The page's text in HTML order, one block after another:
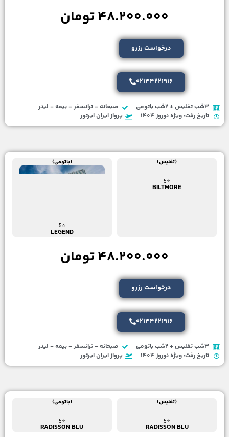
48.200.000 تومان
درخواست رزرو
02144221916
3شب تفلیس + 2شب باتومی
صبحانه - ترانسفر - بیمه - لیدر
تاریخ رفت: ویژه نوروز 1404
پرواز ایران ایرتور
(تفلیس)
⭐5
BILTMORE
(باتومی)
⭐5
LEGEND
48.200.000 تومان
درخواست رزرو
02144221916
3شب تفلیس + 2شب باتومی
صبحانه - ترانسفر - بیمه - لیدر
تاریخ رفت: ویژه نوروز 1404
پرواز ایران ایرتور
(تفلیس) (باتومی)
⭐5
RADISSON BLU